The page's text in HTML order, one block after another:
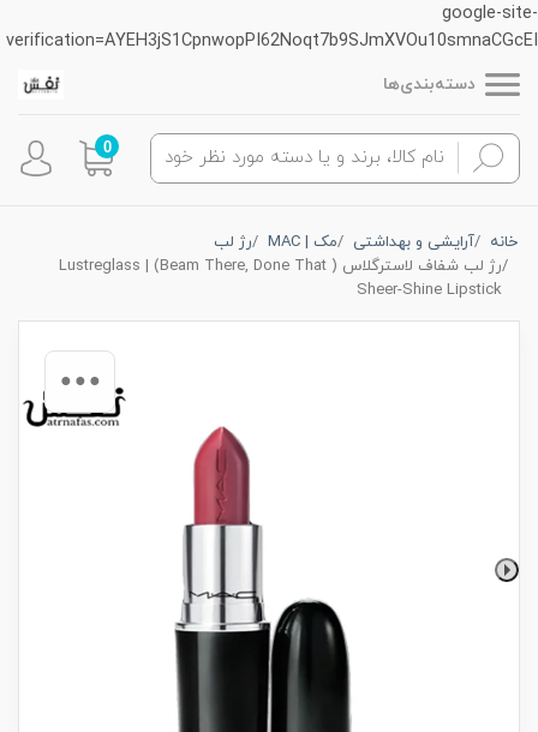
google-site-
verification=AYEH3jS1CpnwopPI62Noqt7b9SJmXVOu10smnaCGcEI
دسته‌بندی‌ها
0
خانه آرایشی و بهداشتی مک | MAC
رژ لب
رژ لب شفاف لاسترگلاس ( Beam There, Done That) | Lustreglass
Sheer-Shine Lipstick